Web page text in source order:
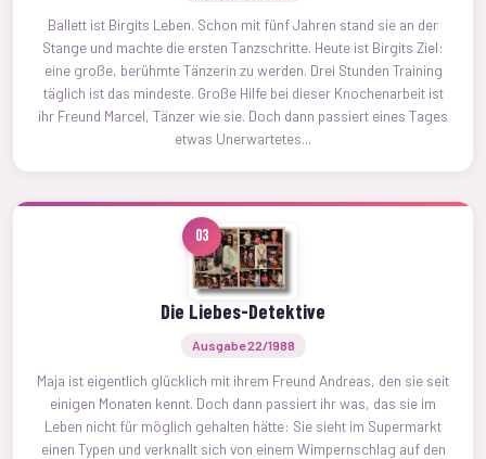
Ballett ist Birgits Leben. Schon mit fünf Jahren stand sie an der
Stange und machte die ersten Tanzschritte. Heute ist Birgits Ziel:
eine große, berühmte Tänzerin zu werden. Drei Stunden Training
täglich ist das mindeste. Große Hilfe bei dieser Knochenarbeit ist
ihr Freund Marcel, Tänzer wie sie. Doch dann passiert eines Tages
etwas Unerwartetes...
03
Die Liebes-Detektive
Ausgabe 22/1988
Maja ist eigentlich glücklich mit ihrem Freund Andreas, den sie seit
einigen Monaten kennt. Doch dann passiert ihr was, das sie im
Leben nicht für möglich gehalten hätte: Sie sieht im Supermarkt
einen Typen und verknallt sich von einem Wimpernschlag auf den